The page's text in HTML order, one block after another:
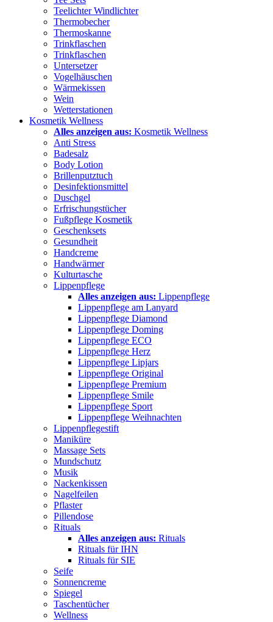
Teelichter Windlichter
Thermobecher
Thermoskanne
Trinkflaschen
Trinkflaschen
Untersetzer
Vogelhäuschen
Wärmekissen
Wein
Wetterstationen
Kosmetik Wellness
Alles anzeigen aus: Kosmetik Wellness
Anti Stress
Badesalz
Body Lotion
Brillenputztuch
Desinfektionsmittel
Duschgel
Erfrischungstücher
Fußpflege Kosmetik
Geschenksets
Gesundheit
Handcreme
Handwärmer
Kulturtasche
Lippenpflege
Alles anzeigen aus: Lippenpflege
Lippenpflege am Lanyard
Lippenpflege Diamond
Lippenpflege Doming
Lippenpflege ECO
Lippenpflege Herz
Lippenpflege Lipjars
Lippenpflege Original
Lippenpflege Premium
Lippenpflege Smile
Lippenpflege Sport
Lippenpflege Weihnachten
Lippenpflegestift
Maniküre
Massage Sets
Mundschutz
Musik
Nackenkissen
Nagelfeilen
Pflaster
Pillendose
Rituals
Alles anzeigen aus: Rituals
Rituals für IHN
Rituals für SIE
Seife
Sonnencreme
Spiegel
Taschentücher
Wellness